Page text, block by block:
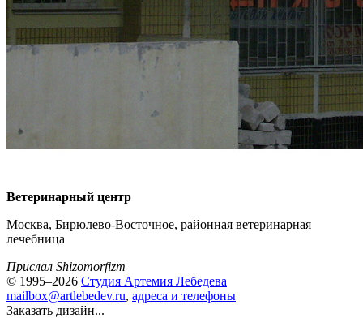
Ветеринарный центр
Москва, Бирюлево-Восточное, районная ветеринарная
лечебница
Прислал Shizomorfizm
© 1995–2026 Студия Артемия Лебедева
mailbox@artlebedev.ru, адреса и телефоны
Заказать дизайн...